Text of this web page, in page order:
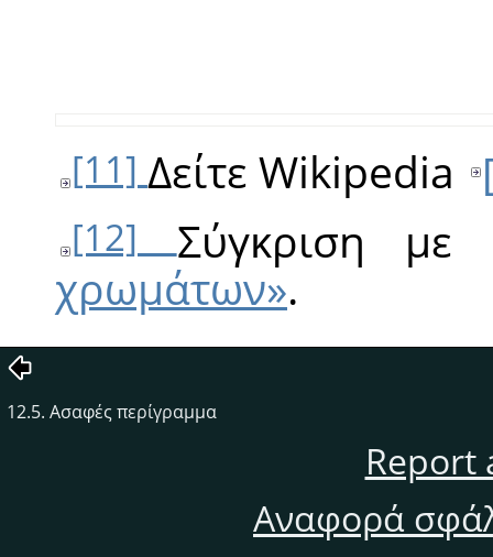
[11] Δείτε Wikipedia
[12] Σύγκριση με
χρωμάτων».
12.5. Ασαφές περίγραμμα
Report
Αναφορά